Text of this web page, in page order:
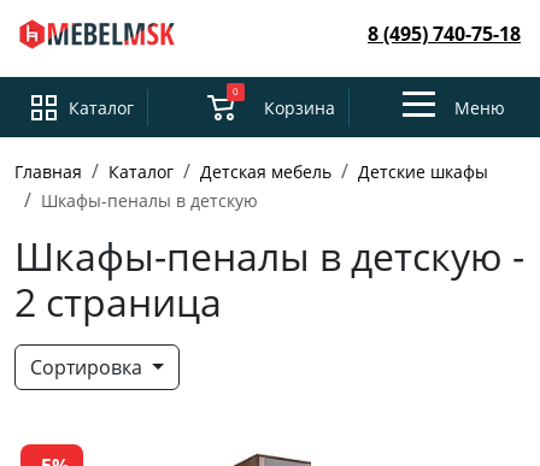
8 (495) 740-75-18
Каталог
0
Корзина
ToggleМеню
Главная Каталог Детская мебель
Детские шкафы
Шкафы-пеналы в детскую
Шкафы-пеналы в детскую -
2 страница
Сортировка